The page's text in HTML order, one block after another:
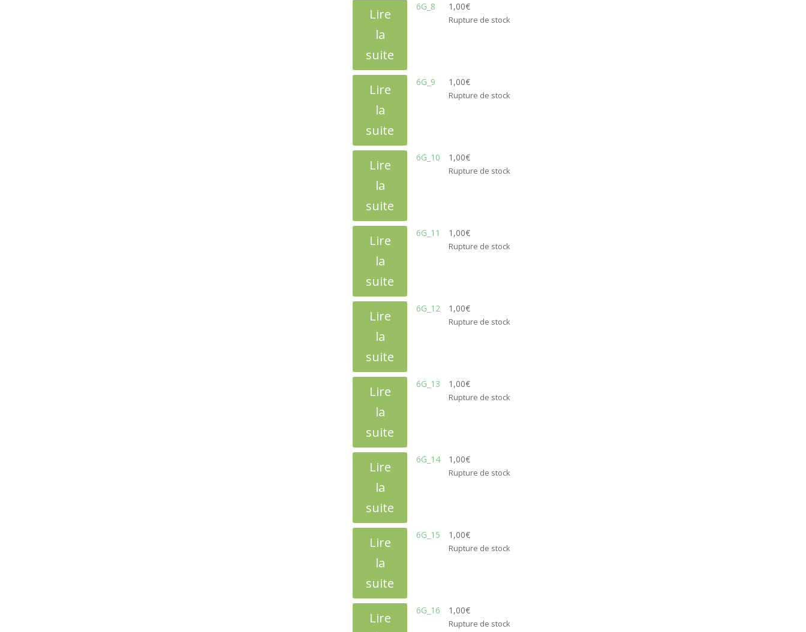
Lire
la
suite
6G_8 1,00€
Rupture de stock
Lire
la
suite
6G_9 1,00€
Rupture de stock
Lire
la
suite
6G_10 1,00€
Rupture de stock
Lire
la
suite
6G_11 1,00€
Rupture de stock
Lire
la
suite
6G_12 1,00€
Rupture de stock
Lire
la
suite
6G_13 1,00€
Rupture de stock
Lire
la
suite
6G_14 1,00€
Rupture de stock
Lire
la
suite
6G_15 1,00€
Rupture de stock
Lire
6G_16 1,00€
Rupture de stock